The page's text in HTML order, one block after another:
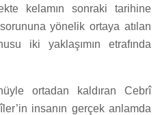
kelamın sonraki tarihine
yönelik ortaya atılan
iki yaklaşımın etrafında
ortadan kaldıran Cebrî
insanın gerçek anlamda